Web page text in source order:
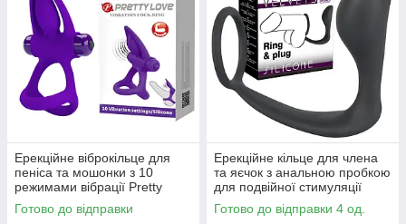
Ерекційне віброкільце для
пеніса та мошонки з 10
режимами вібрації Pretty
Love Vibration Cock Ring
Purple
Готово до відправки
Ерекційне кільце для члена
та яєчок з анальною пробкою
для подвійної стимуляції
Black Velvets Ring & Plug
Готово до відправки 4 од.